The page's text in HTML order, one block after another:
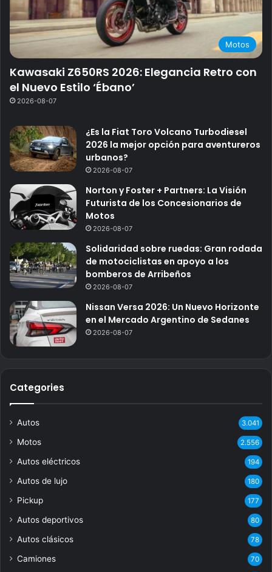
Motos
Kawasaki Z650RS 2026: Elegancia Retro con
el Nuevo Estilo ‘Ébano’
2026-08-07
¿Es la Fiat Toro Volcano Turbodiesel
2026 la mejor opción para aventureros
urbanos?
2026-08-07
Norton y Foster + Partners: La Visión
Futurista de los Concesionarios de
Motos
2026-08-07
Solidaridad sobre ruedas: Gran rodada
de motociclistas en apoyo a los
bomberos de Arribeños
2026-08-07
Nissan Versa 2026: Un Nuevo Horizonte
en el Mercado Argentino de Sedanes
2026-08-07
Categories
Autos 3.041
Motos 2.556
Autos eléctricos 194
Autos de lujo 180
Pickup 177
Autos deportivos 80
Autos clásicos 78
Camiones 70